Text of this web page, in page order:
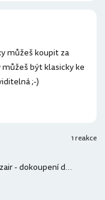
můžeš koupit za
být klasicky ke
;-)
1 reakce
Wizzair - dokoupení dalších letenek na jiné jméno